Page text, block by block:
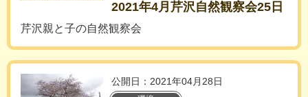
2021年4月芹沢自然観察会25日
芹沢親と子の自然観察会
公開日：2021年04月28日